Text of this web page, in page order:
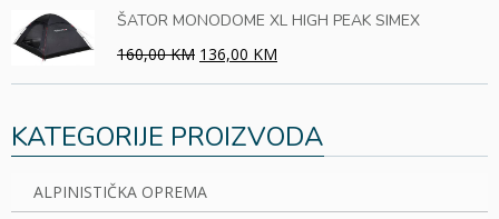
ŠATOR MONODOME XL HIGH PEAK SIMEX
160,00 KM 136,00 KM
KATEGORIJE PROIZVODA
ALPINISTIČKA OPREMA